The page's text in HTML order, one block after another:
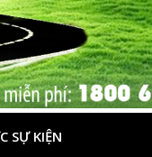
SỰ KIỆN